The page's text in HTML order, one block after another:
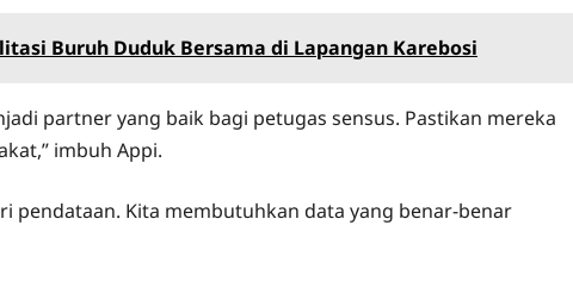
Buruh Duduk Bersama di Lapangan Karebosi
partner yang baik bagi petugas sensus. Pastikan mereka
imbuh Appi.
pendataan. Kita membutuhkan data yang benar-benar